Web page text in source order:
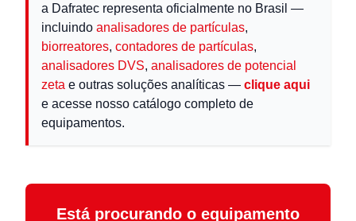
a Dafratec representa oficialmente no Brasil —
incluindo analisadores de partículas,
biorreatores, contadores de partículas,
analisadores DVS, analisadores de potencial
zeta e outras soluções analíticas — clique aqui
e acesse nosso catálogo completo de
equipamentos.
Está procurando o equipamento